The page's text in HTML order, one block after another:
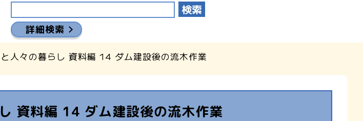
詳細検索
人々の暮らし 資料編 14 ダム建設後の流木作業
資料編 14 ダム建設後の流木作業